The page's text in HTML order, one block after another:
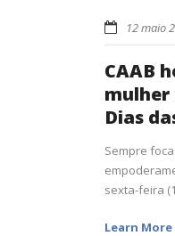
12 maio
CAAB
mulher
Dias
Sempre
sexta-feira
Learn More